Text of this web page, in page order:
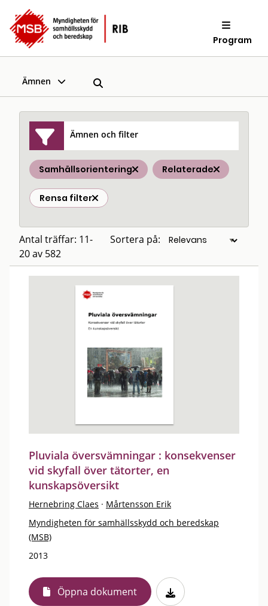
Program
Ämnen
Ämnen och filter
Samhällsorientering Relaterade
Rensa filter
Antal träffar: 11-
20 av 582
Sortera på:
Pluviala översvämningar : konsekvenser
vid skyfall över tätorter, en
kunskapsöversikt
Hernebring Claes · Mårtensson Erik
Myndigheten för samhällsskydd och beredskap
(MSB)
2013
Öppna dokument